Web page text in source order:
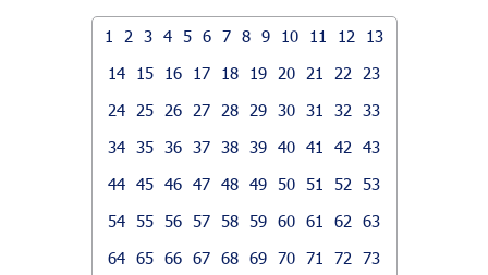
1 2 3 4 5 6 7 8 9 10 11 12
13
14
15 16 17 18 19 20 21 22
23
24
25 26 27 28 29 30 31 32
33
34 35 36 37 38 39 40 41 42
43
44 45 46 47 48 49 50 51 52
53
54 55 56 57 58 59 60 61 62
63
64 65 66 67 68 69 70 71 72
73